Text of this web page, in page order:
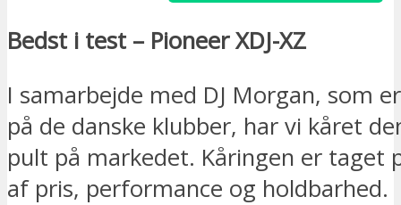
Bedst i test – Pioneer XDJ-XZ
I samarbejde med DJ Morgan, som
på de danske klubber, har vi kåret
pult på markedet. Kåringen er taget
af pris, performance og holdbarhed.